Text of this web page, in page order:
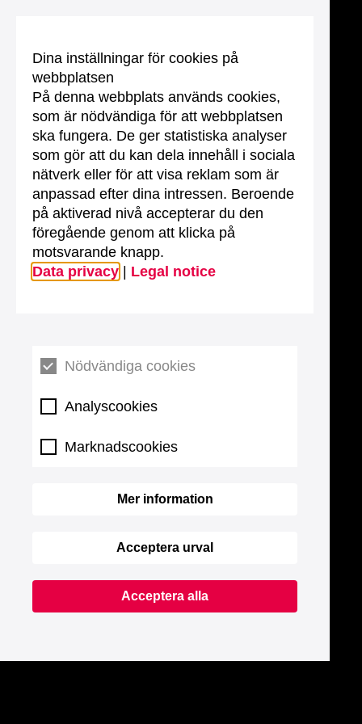
Dina inställningar för cookies på
webbplatsen
På denna webbplats används cookies,
som är nödvändiga för att webbplatsen
ska fungera. De ger statistiska analyser
som gör att du kan dela innehåll i sociala
nätverk eller för att visa reklam som är
anpassad efter dina intressen. Beroende
på aktiverad nivå accepterar du den
föregående genom att klicka på
motsvarande knapp.
Data privacy
Legal notice
Nödvändiga cookies
Analyscookies
Marknadscookies
Mer information
Acceptera urval
Acceptera alla